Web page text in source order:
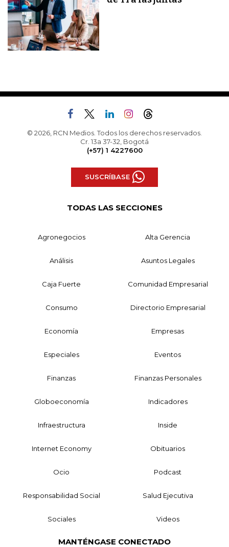
© 2026, RCN Medios. Todos los derechos reservados.
Cr. 13a 37-32, Bogotá
(+57) 1 4227600
SUSCRÍBASE
TODAS LAS SECCIONES
Agronegocios Alta Gerencia
Análisis Asuntos Legales
Caja Fuerte Comunidad Empresarial
Consumo Directorio Empresarial
Economía Empresas
Especiales Eventos
Finanzas Finanzas Personales
Globoeconomía Indicadores
Infraestructura Inside
Internet Economy Obituarios
Ocio Podcast
Responsabilidad Social Salud Ejecutiva
Sociales Videos
MANTÉNGASE CONECTADO